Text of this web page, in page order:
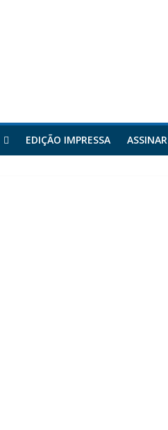
EDIÇÃO IMPRESSA ASSINAR